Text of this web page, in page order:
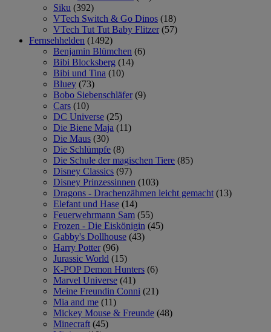
Siku (392)
VTech Switch & Go Dinos (18)
VTech Tut Tut Baby Flitzer (57)
Fernsehhelden (1492)
Benjamin Blümchen (6)
Bibi Blocksberg (14)
Bibi und Tina (10)
Bluey (73)
Bobo Siebenschläfer (9)
Cars (10)
DC Universe (25)
Die Biene Maja (11)
Die Maus (30)
Die Schlümpfe (8)
Die Schule der magischen Tiere (85)
Disney Classics (97)
Disney Prinzessinnen (103)
Dragons - Drachenzähmen leicht gemacht (13)
Elefant und Hase (14)
Feuerwehrmann Sam (55)
Frozen - Die Eiskönigin (45)
Gabby's Dollhouse (43)
Harry Potter (96)
Jurassic World (15)
K-POP Demon Hunters (6)
Marvel Universe (41)
Meine Freundin Conni (21)
Mia and me (11)
Mickey Mouse & Freunde (48)
Minecraft (45)